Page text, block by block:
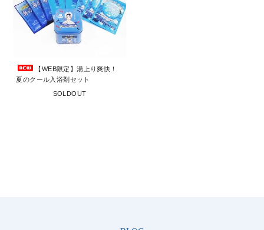
【WEB限定】湯上り爽快！
夏のクール入浴剤セット
SOLDOUT